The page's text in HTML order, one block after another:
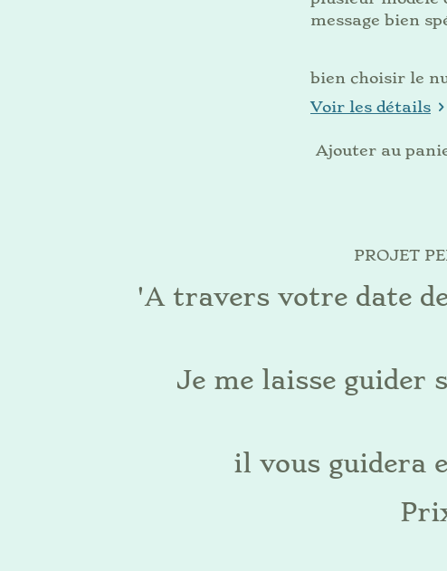
message bien
bien choisir le
Voir les détails
Ajouter au
PROJET
'A travers votre date
Je me laisse guider
il vous guidera